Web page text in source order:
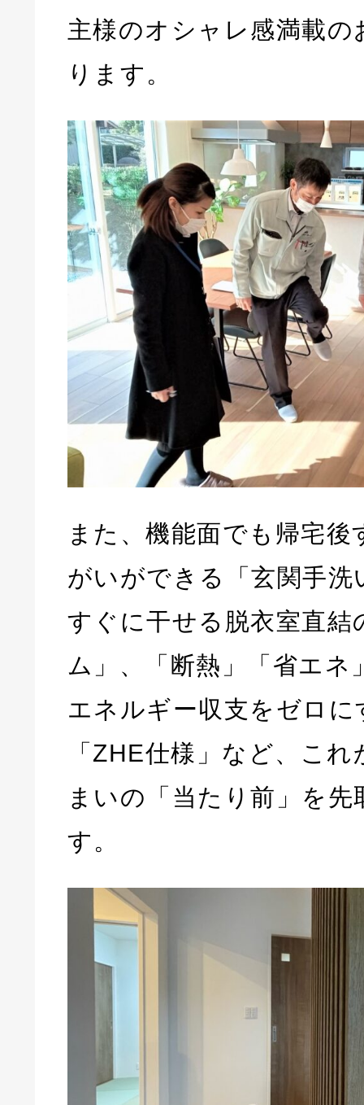
主様のオシャレ感満載
ります。
また、機能面でも帰宅
がいができる「玄関手洗
すぐに干せる脱衣室直結
ム」、「断熱」「省エネ
エネルギー収支をゼロに
「ZHE仕様」など、こ
まいの「当たり前」を
す。